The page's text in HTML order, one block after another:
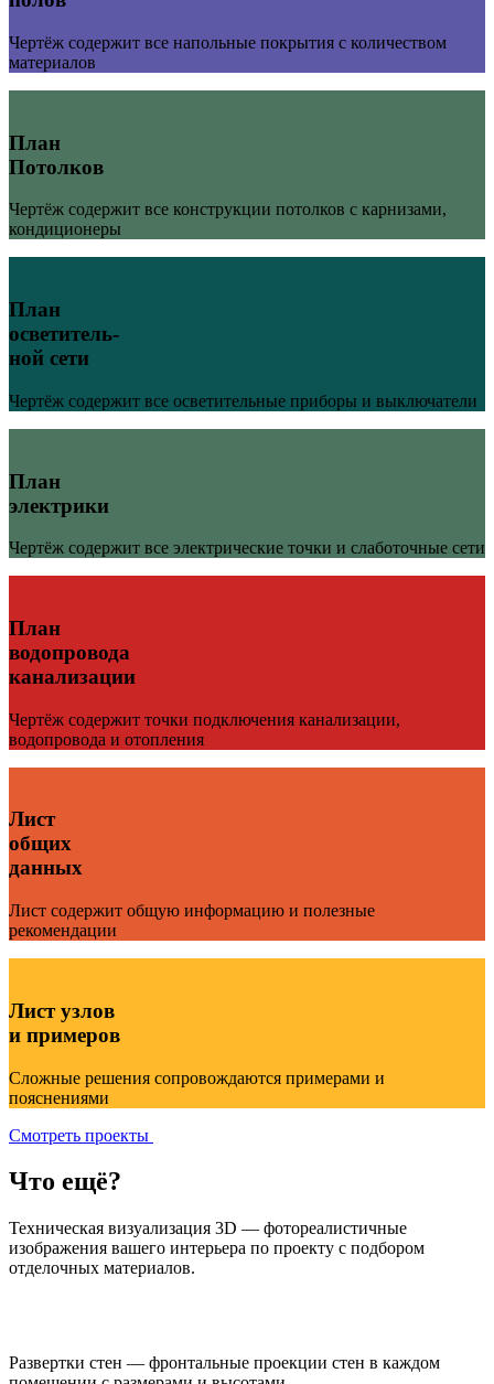
Чертёж содержит все напольные покрытия с количеством
материалов
План
Потолков
Чертёж содержит все конструкции потолков с карнизами,
кондиционеры
План
осветитель-
ной сети
Чертёж содержит все осветительные приборы и выключатели
План
электрики
Чертёж содержит все электрические точки и слаботочные сети
План
водопровода
канализации
Чертёж содержит точки подключения канализации,
водопровода и отопления
Лист
общих
данных
Лист содержит общую информацию и полезные
рекомендации
Лист узлов
и примеров
Сложные решения сопровождаются примерами и
пояснениями
Смотреть проекты
Что ещё?
Техническая визуализация 3D — фотореалистичные
изображения вашего интерьера по проекту с подбором
отделочных материалов.
Развертки стен — фронтальные проекции стен в каждом